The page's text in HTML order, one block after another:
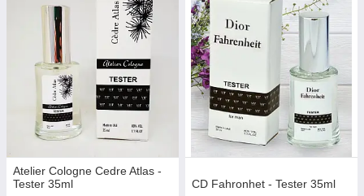
Atelier Cologne Cedre Atlas -
Tester 35ml
CD Fahronhet - Tester 35ml